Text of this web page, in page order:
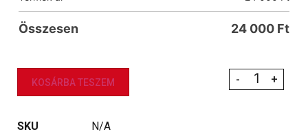
Összesen 24 000 Ft
- +
KOSÁRBA TESZEM
SKU
N/A